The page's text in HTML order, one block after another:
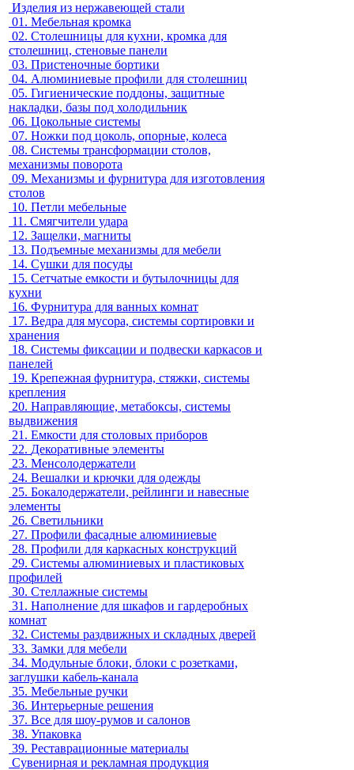
Изделия из нержавеющей стали
01. Мебельная кромка
02. Столешницы для кухни, кромка для
столешниц, стеновые панели
03. Пристеночные бортики
04. Алюминиевые профили для столешниц
05. Гигиенические поддоны, защитные
накладки, базы под холодильник
06. Цокольные системы
07. Ножки под цоколь, опорные, колеса
08. Системы трансформации столов,
механизмы поворота
09. Механизмы и фурнитура для изготовления
столов
10. Петли мебельные
11. Смягчители удара
12. Защелки, магниты
13. Подъемные механизмы для мебели
14. Сушки для посуды
15. Сетчатые емкости и бутылочницы для
кухни
16. Фурнитура для ванных комнат
17. Ведра для мусора, системы сортировки и
хранения
18. Системы фиксации и подвески каркасов и
панелей
19. Крепежная фурнитура, стяжки, системы
крепления
20. Направляющие, метабоксы, системы
выдвижения
21. Емкости для столовых приборов
22. Декоративные элементы
23. Менсолодержатели
24. Вешалки и крючки для одежды
25. Бокалодержатели, рейлинги и навесные
элементы
26. Светильники
27. Профили фасадные алюминиевые
28. Профили для каркасных конструкций
29. Системы алюминиевых и пластиковых
профилей
30. Стеллажные системы
31. Наполнение для шкафов и гардеробных
комнат
32. Системы раздвижных и складных дверей
33. Замки для мебели
34. Модульные блоки, блоки с розетками,
заглушки кабель-канала
35. Мебельные ручки
36. Интерьерные решения
37. Все для шоу-румов и салонов
38. Упаковка
39. Реставрационные материалы
Сувенирная и рекламная продукция